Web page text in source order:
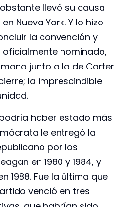
llevó su causa
Nueva York. Y lo hizo
la convención y
nominado,
junto a la de Carter
la imprescindible
haber estado más
le entregó la
por los
en 1980 y 1984, y
1988. Fue la última que
venció en tres